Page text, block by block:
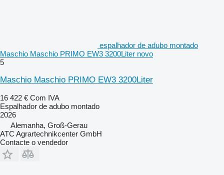
espalhador de adubo montado
Maschio Maschio PRIMO EW3 3200Liter novo
5
Maschio Maschio PRIMO EW3 3200Liter
16 422 € Com IVA
Espalhador de adubo montado
2026
Alemanha, Groß-Gerau
ATC Agrartechnikcenter GmbH
Contacte o vendedor